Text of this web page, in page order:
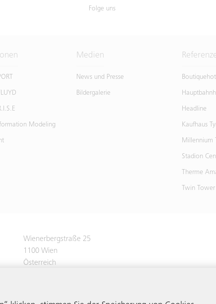
Folge uns
Modeling
Medien
News und Presse
Bildergalerie
Headline
Kaufhaus
Millennium
Stadion
Therme
Twin Tower
Wienerbergstraße 25
1100 Wien
Österreich